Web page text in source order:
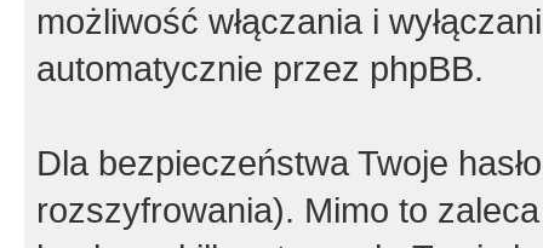
możliwość włączania i
automatycznie przez phpBB.
Dla bezpieczeństwa Twoje
rozszyfrowania). Mimo to